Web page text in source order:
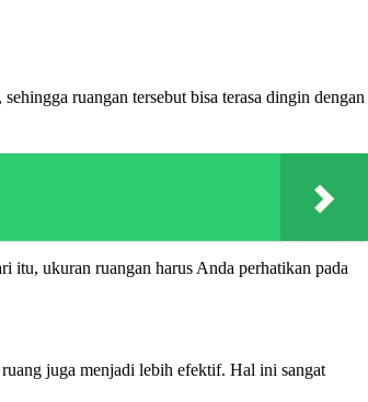
ruangan tersebut bisa terasa dingin dengan
itu, ukuran ruangan harus Anda perhatikan pada
juga menjadi lebih efektif. Hal ini sangat